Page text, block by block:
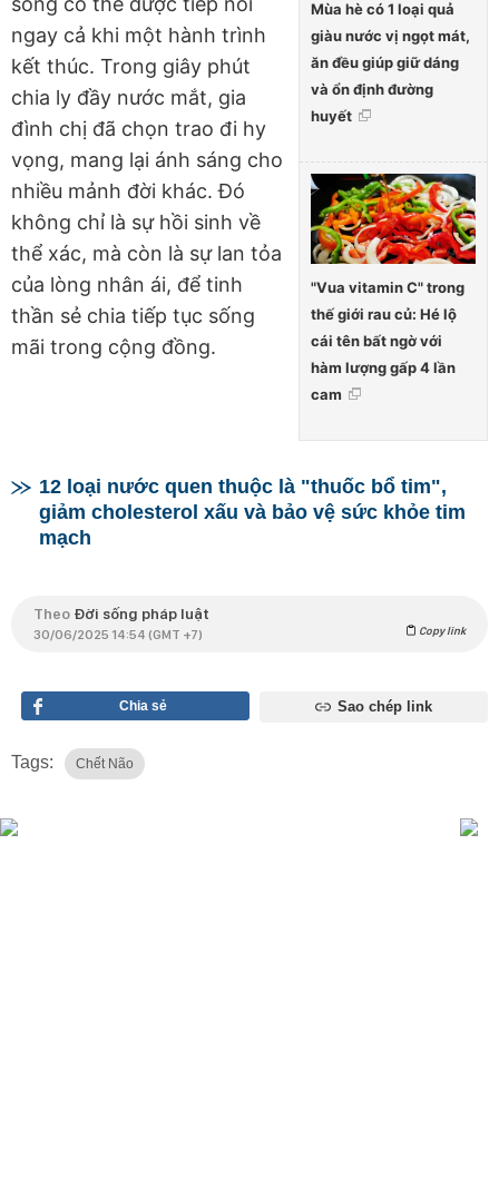
Mùa hè có 1 loại quả
giàu nước vị ngọt mát,
ăn đều giúp giữ dáng
và ổn định đường
huyết
"Vua vitamin C" trong
thế giới rau củ: Hé lộ
cái tên bất ngờ với
hàm lượng gấp 4 lần
cam
ngay cả khi một hành trình
kết thúc. Trong giây phút
chia ly đầy nước mắt, gia
đình chị đã chọn trao đi hy
vọng, mang lại ánh sáng cho
nhiều mảnh đời khác. Đó
không chỉ là sự hồi sinh về
thể xác, mà còn là sự lan tỏa
của lòng nhân ái, để tinh
thần sẻ chia tiếp tục sống
mãi trong cộng đồng.
12 loại nước quen thuộc là "thuốc bổ tim",
giảm cholesterol xấu và bảo vệ sức khỏe tim
mạch
Theo Đời sống pháp luật
30/06/2025 14:54 (GMT +7) Copy link
Chia sẻ Sao chép link
Tags: Chết Não